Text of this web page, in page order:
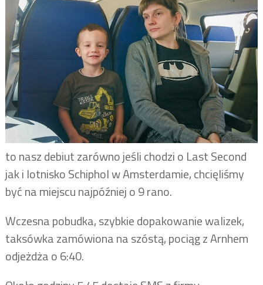
to nasz debiut zarówno jeśli chodzi o Last Second
jak i lotnisko Schiphol w Amsterdamie, chcięliśmy
być na miejscu najpóźniej o 9 rano.
Wczesna pobudka, szybkie dopakowanie walizek,
taksówka zamówiona na szóstą, pociąg z Arnhem
odjeżdża o 6:40.